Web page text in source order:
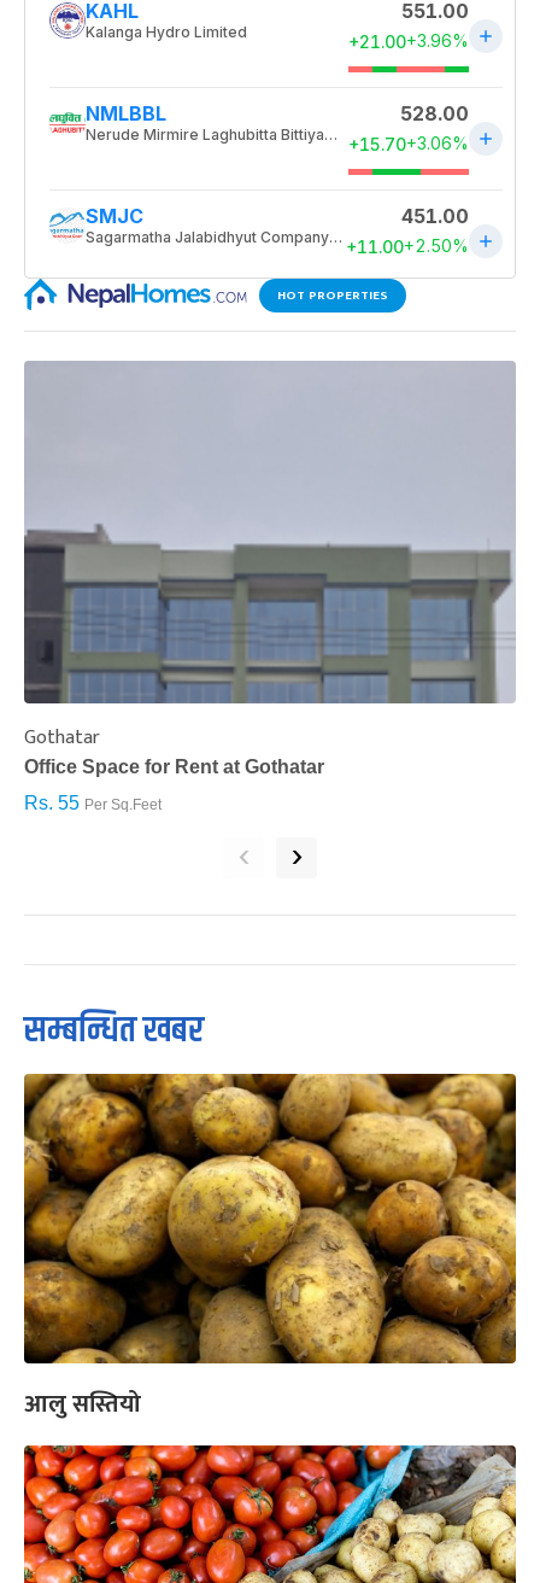
HOT PROPERTIES
Gothatar
Office Space for Rent at Gothatar
Rs. 55 Per Sq.Feet
‹ ›
सम्बन्धित खबर
आलु सस्तियो